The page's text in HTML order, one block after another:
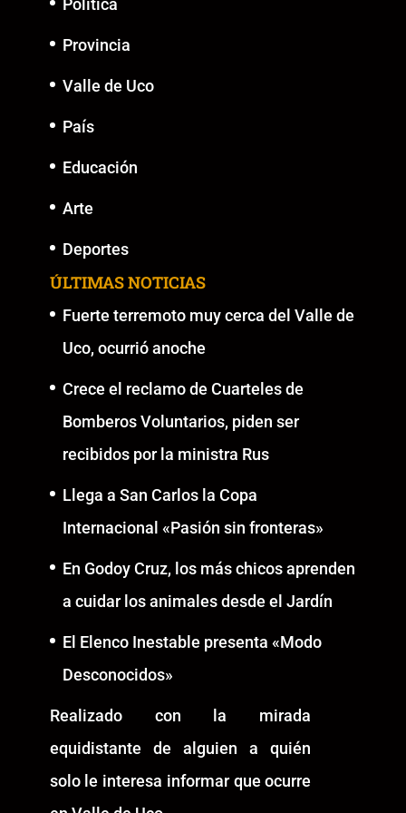
Política
Provincia
Valle de Uco
País
Educación
Arte
Deportes
ÚLTIMAS NOTICIAS
Fuerte terremoto muy cerca del Valle de
Uco, ocurrió anoche
Crece el reclamo de Cuarteles de
Bomberos Voluntarios, piden ser
recibidos por la ministra Rus
Llega a San Carlos la Copa
Internacional «Pasión sin fronteras»
En Godoy Cruz, los más chicos aprenden
a cuidar los animales desde el Jardín
El Elenco Inestable presenta «Modo
Desconocidos»
Realizado con la mirada
equidistante de alguien a quién
solo le interesa informar que ocurre